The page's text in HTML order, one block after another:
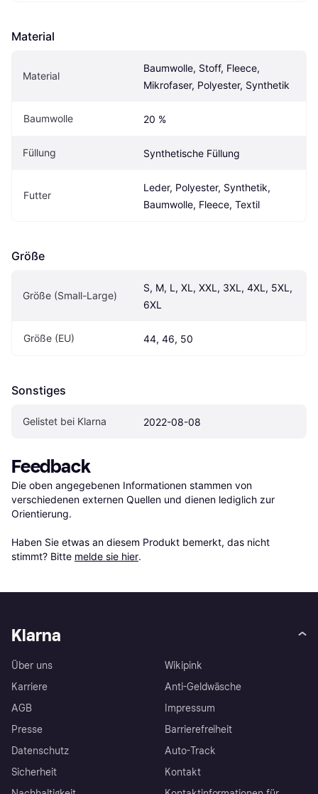
Material
Material
Baumwolle, Stoff, Fleece,
Mikrofaser, Polyester, Synthetik
Baumwolle 20 %
Füllung Synthetische Füllung
Futter
Leder, Polyester, Synthetik,
Baumwolle, Fleece, Textil
Größe
Größe (Small-Large)
S, M, L, XL, XXL, 3XL, 4XL, 5XL,
6XL
Größe (EU) 44, 46, 50
Sonstiges
Gelistet bei Klarna 2022-08-08
Feedback
Die oben angegebenen Informationen stammen von
verschiedenen externen Quellen und dienen lediglich zur
Orientierung.
Haben Sie etwas an diesem Produkt bemerkt, das nicht
stimmt? Bitte melde sie hier.
Klarna
Über uns
Karriere
AGB
Presse
Datenschutz
Sicherheit
Wikipink
Anti-Geldwäsche
Impressum
Barrierefreiheit
Auto-Track
Kontakt